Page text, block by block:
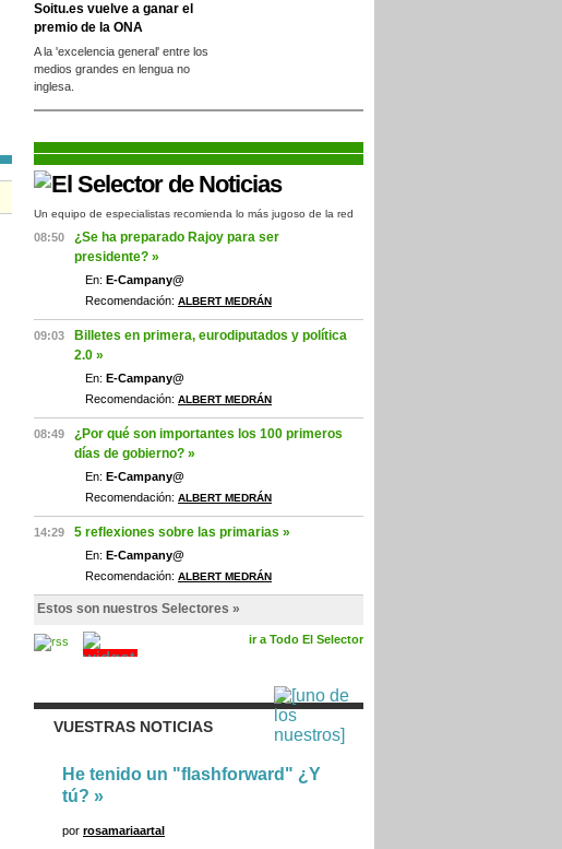
Soitu.es vuelve a ganar el
premio de la ONA
A la 'excelencia general' entre los
medios grandes en lengua no
inglesa.
Un equipo de especialistas recomienda lo más jugoso de la red
08:50
¿Se ha preparado Rajoy para ser
presidente? »
En: E-Campany@
Recomendación: ALBERT MEDRÁN
09:03
Billetes en primera, eurodiputados y política
2.0 »
En: E-Campany@
Recomendación: ALBERT MEDRÁN
08:49
¿Por qué son importantes los 100 primeros
días de gobierno? »
En: E-Campany@
Recomendación: ALBERT MEDRÁN
14:29 5 reflexiones sobre las primarias »
En: E-Campany@
Recomendación: ALBERT MEDRÁN
Estos son nuestros Selectores »
ir a Todo El Selector
VUESTRAS NOTICIAS
He tenido un "flashforward" ¿Y
tú? »
por rosamariaartal